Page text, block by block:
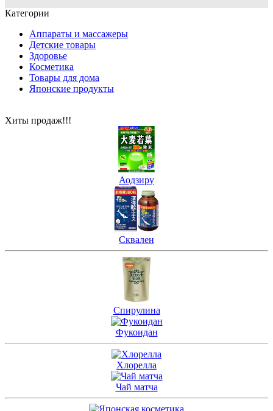
Категории
Аппараты и массажеры
Детские товары
Здоровье
Косметика
Товары для дома
Японские продукты
Хиты продаж!!!
Аодзиру
Сквален
Спирулина
Фукоидан
Хлорелла
Чай матча